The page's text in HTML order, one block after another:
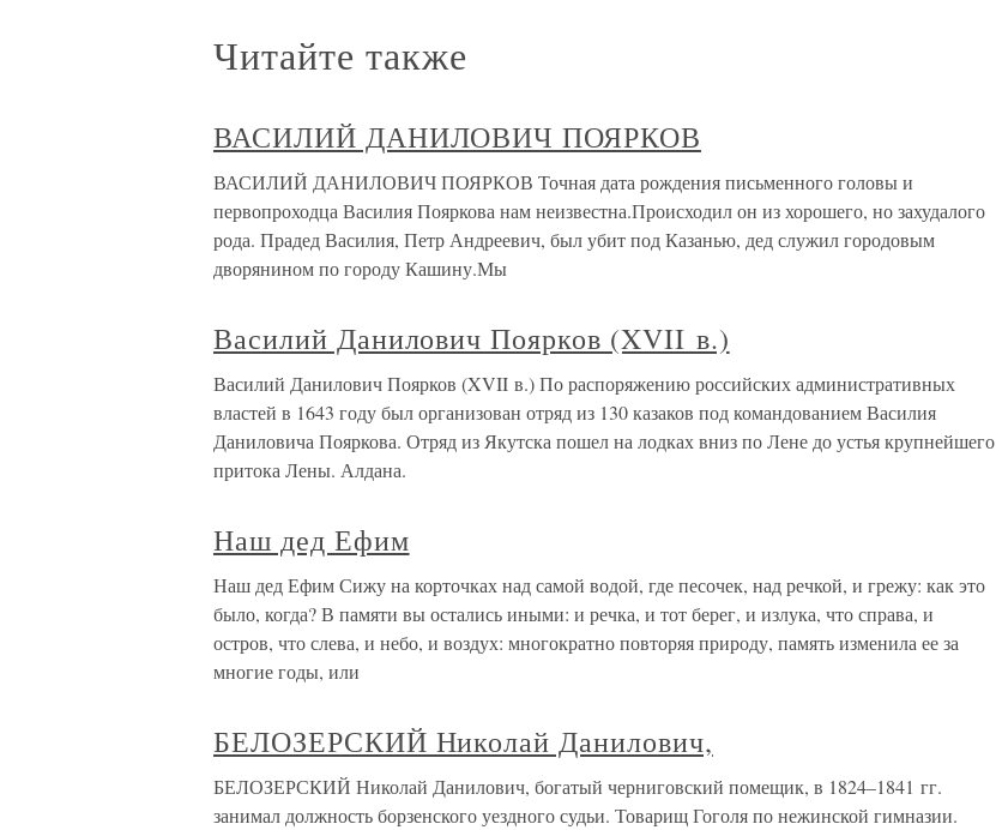
Читайте также
ВАСИЛИЙ ДАНИЛОВИЧ ПОЯРКОВ
ВАСИЛИЙ ДАНИЛОВИЧ ПОЯРКОВ Точная дата рождения письменного головы и
первопроходца Василия Пояркова нам неизвестна.Происходил он из хорошего, но захудалого
рода. Прадед Василия, Петр Андреевич, был убит под Казанью, дед служил городовым
дворянином по городу Кашину.Мы
Василий Данилович Поярков (XVII в.)
Василий Данилович Поярков (XVII в.) По распоряжению российских административных
властей в 1643 году был организован отряд из 130 казаков под командованием Василия
Даниловича Пояркова. Отряд из Якутска пошел на лодках вниз по Лене до устья крупнейшего
притока Лены. Алдана.
Наш дед Ефим
Наш дед Ефим Сижу на корточках над самой водой, где песочек, над речкой, и грежу: как это
было, когда? В памяти вы остались иными: и речка, и тот берег, и излука, что справа, и
остров, что слева, и небо, и воздух: многократно повторяя природу, память изменила ее за
многие годы, или
БЕЛОЗЕРСКИЙ Николай Данилович,
БЕЛОЗЕРСКИЙ Николай Данилович, богатый черниговский помещик, в 1824–1841 гг.
занимал должность борзенского уездного судьи. Товарищ Гоголя по нежинской гимназии.